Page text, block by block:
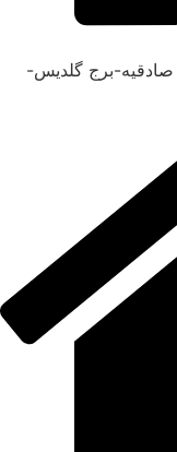
برج گلدیس-